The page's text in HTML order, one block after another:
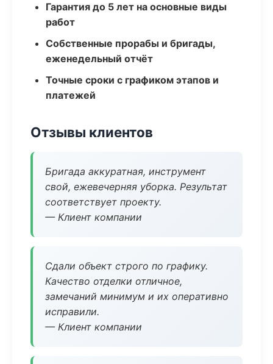
Гарантия до 5 лет на основные виды
работ
Собственные прорабы и бригады,
еженедельный отчёт
Точные сроки с графиком этапов и
платежей
Отзывы клиентов
Бригада аккуратная, инструмент
свой, ежевечерняя уборка. Результат
соответствует проекту.
— Клиент компании
Сдали объект строго по графику.
Качество отделки отличное,
замечаний минимум и их оперативно
исправили.
— Клиент компании